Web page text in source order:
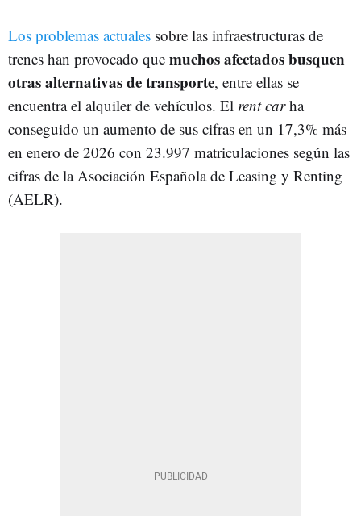
Los problemas actuales sobre las infraestructuras de
trenes han provocado que muchos afectados busquen
otras alternativas de transporte, entre ellas se
encuentra el alquiler de vehículos. El rent carha
conseguido un aumento de sus cifras en un 17,3% más
en enero de 2026 con 23.997 matriculaciones según las
cifras de la Asociación Española de Leasing y Renting
(AELR).